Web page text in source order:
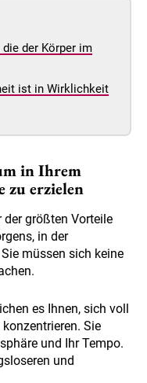
die der Körper im
ist in Wirklichkeit
in Ihrem
zu erzielen
der größten Vorteile
in der
müssen sich keine
es Ihnen, sich voll
Sie
und Ihr Tempo.
und